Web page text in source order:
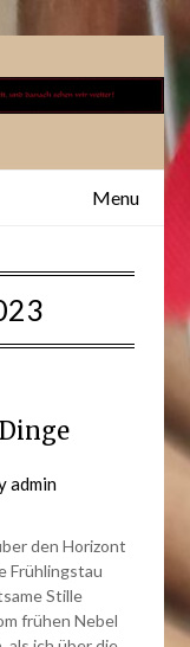
Menu
admin
den Horizont
Frühlingstau
Stille
frühen Nebel